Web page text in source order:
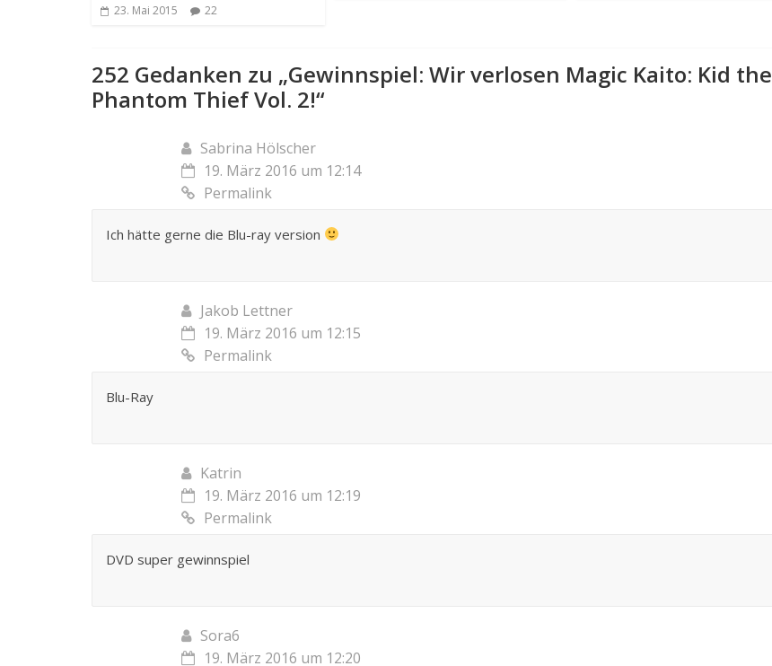
23. Mai 2015 22
252 Gedanken zu „Gewinnspiel: Wir verlosen Magic Kaito: Kid the
Phantom Thief Vol. 2!“
Sabrina Hölscher
19. März 2016 um 12:14
Permalink
Ich hätte gerne die Blu-ray version
Jakob Lettner
19. März 2016 um 12:15
Permalink
Blu-Ray
Katrin
19. März 2016 um 12:19
Permalink
DVD super gewinnspiel
Sora6
19. März 2016 um 12:20